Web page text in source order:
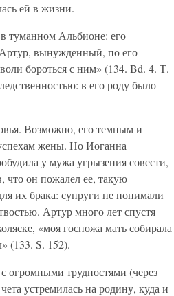
ей в жизни.
туманном Альбионе: его
вынужденный, по его
бороться с ним» (134. Bd. 4. Т.
в его роду было
Возможно, его темным и
жены. Но Иоганна
у мужа угрызения совести,
что он пожалел ее, такую
их брака: супруги не понимали
Артур много лет спустя
«моя госпожа мать собирала
(133. S. 152).
огромными трудностями (через
устремилась на родину, куда и